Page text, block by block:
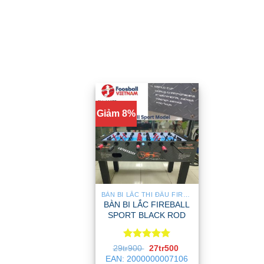
Giảm 8%
BÀN BI LẮC FIREBALL
SPORT BLACK ROD
Được xếp
hạng55
29tr900 Giá
gốc
27tr500
hiện
EAN: 2000000007106